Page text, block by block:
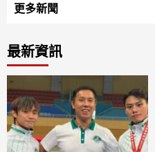
更多新聞
最新資訊